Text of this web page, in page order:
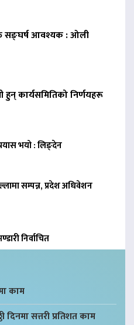
सङ्घर्ष आवश्यक : ओली
हुन् कार्यसमितिको निर्णयहरू
भयो : लिङ्देन
सम्पन्न, प्रदेश अधिवेशन
निर्वाचित
काम
सत्तरी प्रतिशत काम